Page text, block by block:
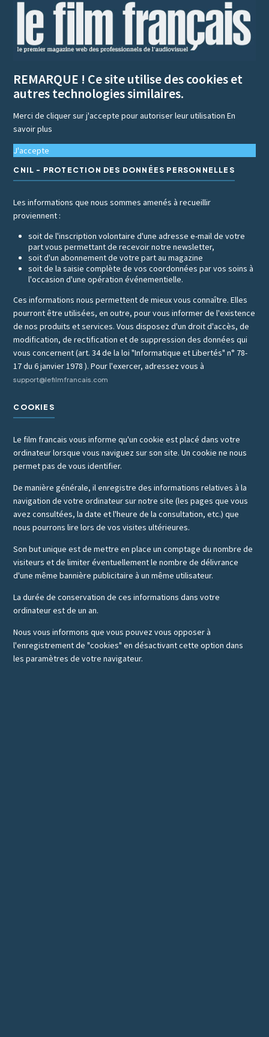
REMARQUE ! Ce site utilise des cookies et
autres technologies similaires.
Merci de cliquer sur j'accepte pour autoriser leur utilisationEn
savoir plus
J'accepte
CNIL - PROTECTION DES DONNÉES PERSONNELLES
Les informations que nous sommes amenés à recueillir
proviennent :
soit de l'inscription volontaire d'une adresse e-mail de votre
part vous permettant de recevoir notre newsletter,
soit d'un abonnement de votre part au magazine
soit de la saisie complète de vos coordonnées par vos soins à
l'occasion d'une opération événementielle.
Ces informations nous permettent de mieux vous connaître. Elles
pourront être utilisées, en outre, pour vous informer de l'existence
de nos produits et services. Vous disposez d'un droit d'accès, de
modification, de rectification et de suppression des données qui
vous concernent (art. 34 de la loi "Informatique et Libertés" n° 78-
17 du 6 janvier 1978 ). Pour l'exercer, adressez vous à
support@lefilmfrancais.com
COOKIES
Le film francais vous informe qu'un cookie est placé dans votre
ordinateur lorsque vous naviguez sur son site. Un cookie ne nous
permet pas de vous identifier.
De manière générale, il enregistre des informations relatives à la
navigation de votre ordinateur sur notre site (les pages que vous
avez consultées, la date et l'heure de la consultation, etc.) que
nous pourrons lire lors de vos visites ultérieures.
Son but unique est de mettre en place un comptage du nombre de
visiteurs et de limiter éventuellement le nombre de délivrance
d'une même bannière publicitaire à un même utilisateur.
La durée de conservation de ces informations dans votre
ordinateur est de un an.
Nous vous informons que vous pouvez vous opposer à
l'enregistrement de "cookies" en désactivant cette option dans
les paramètres de votre navigateur.